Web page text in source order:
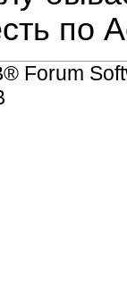
по
® Forum